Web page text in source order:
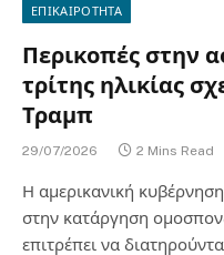
ΕΠΙΚΑΙΡΟΤΗΤΑ
Περικοπές στην
τρίτης ηλικίας
Τραμπ
29/07/2026 2 Mins Read
Η αμερικανική
στην κατάργηση
επιτρέπει να